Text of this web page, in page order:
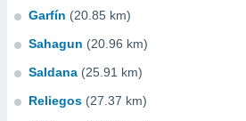
Garfín (20.85 km)
Sahagun (20.96 km)
Saldana (25.91 km)
Reliegos (27.37 km)